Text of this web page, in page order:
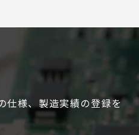
仕様、製造実績の登録を